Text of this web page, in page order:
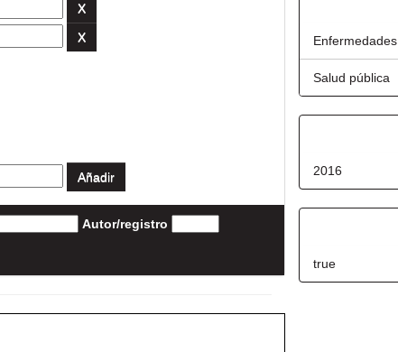
Autor/registro
Enfermedades
Salud pública
2016
true